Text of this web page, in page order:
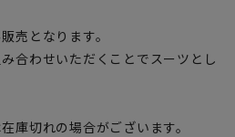
売となります。
合わせいただくことでスーツとし
庫切れの場合がございます。